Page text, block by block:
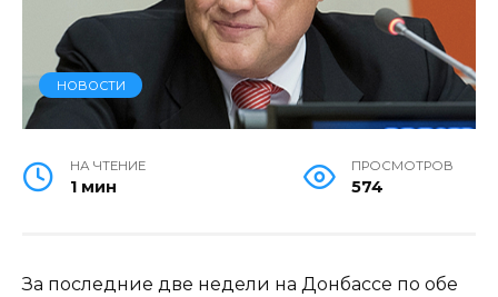
НОВОСТИ
НА ЧТЕНИЕ
1 мин
ПРОСМОТРОВ
574
За последние две недели на Донбассе по обе